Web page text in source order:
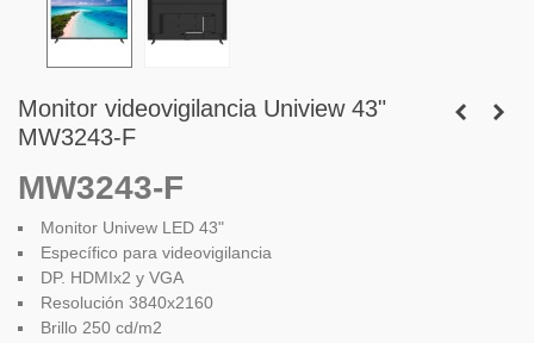
Monitor videovigilancia Uniview 43"
MW3243-F
MW3243-F
Monitor Univew LED 43"
Específico para videovigilancia
DP. HDMIx2 y VGA
Resolución 3840x2160
Brillo 250 cd/m2